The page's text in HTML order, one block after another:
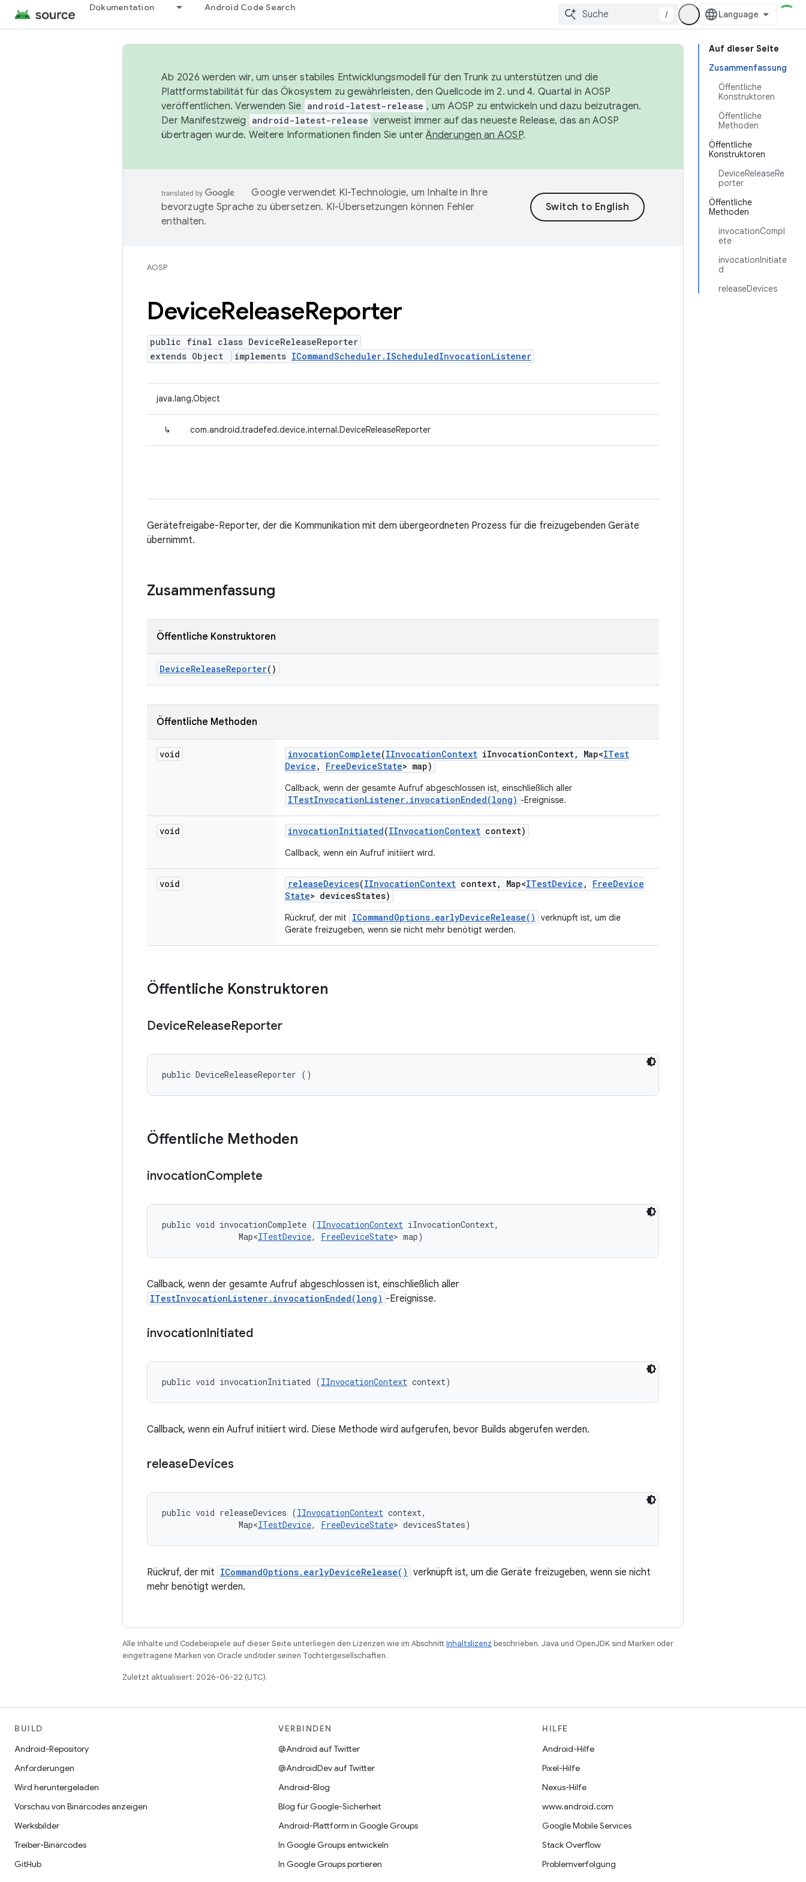
Dokumentation Android Code Search
/
Auf dieser Seite
Zusammenfassung
Öffentliche
Konstruktoren
Öffentliche
Methoden
Öffentliche
Konstruktoren
DeviceReleaseRe
porter
Öffentliche
Methoden
invocationCompl
ete
invocationInitiate
d
releaseDevices
Ab 2026 werden wir, um unser stabiles Entwicklungsmodell für den Trunk zu unterstützen und die
Plattformstabilität für das Ökosystem zu gewährleisten, den Quellcode im 2. und 4. Quartal in AOSP
veröffentlichen. Verwenden Sie android-latest-release , um AOSP zu entwickeln und dazu beizutragen.
Der Manifestzweig
android-latest-release verweist immer auf das neueste Release, das an AOSP
übertragen wurde. Weitere Informationen finden Sie unterÄnderungen an AOSP.
Google verwendet KI-Technologie, um Inhalte in Ihre
bevorzugte Sprache zu übersetzen. KI-Übersetzungen können Fehler
enthalten.
AOSP
DeviceReleaseReporter
public final class DeviceReleaseReporter
extends Object
implements ICommandScheduler.IScheduledInvocationListener
java.lang.Object
↳ com.android.tradefed.device.internal.DeviceReleaseReporter
Gerätefreigabe-Reporter, der die Kommunikation mit dem übergeordneten Prozess für die freizugebenden Geräte
übernimmt.
Zusammenfassung
Öffentliche Konstruktoren
DeviceReleaseReporter()
Öffentliche Methoden
void invocationComplete(IInvocationContext iInvocationContext, Map<ITest
Device , FreeDeviceState> map)
Callback, wenn der gesamte Aufruf abgeschlossen ist, einschließlich aller
ITestInvocationListener.invocationEnded(long) -Ereignisse.
void invocationInitiated(IInvocationContext context)
Callback, wenn ein Aufruf initiiert wird.
void releaseDevices(IInvocationContext context, Map<ITestDevice , FreeDevice
State> devicesStates)
Rückruf, der mit ICommandOptions.earlyDeviceRelease()
verknüpft ist, um die
Geräte freizugeben, wenn sie nicht mehr benötigt werden.
Öffentliche Konstruktoren
DeviceReleaseReporter
public DeviceReleaseReporter ()
Öffentliche Methoden
invocationComplete
public void invocationComplete (IInvocationContext iInvocationContext,
                Map<
ITestDevice, FreeDeviceState> map)
Callback, wenn der gesamte Aufruf abgeschlossen ist, einschließlich aller
ITestInvocationListener.invocationEnded(long) -Ereignisse.
invocationInitiated
public void invocationInitiated (IInvocationContext context)
Callback, wenn ein Aufruf initiiert wird. Diese Methode wird aufgerufen, bevor Builds abgerufen werden.
releaseDevices
public void releaseDevices (IInvocationContext context,
                Map<
ITestDevice, FreeDeviceState> devicesStates)
Rückruf, der mit ICommandOptions.earlyDeviceRelease() verknüpft ist, um die Geräte freizugeben, wenn sie nicht
mehr benötigt werden.
Alle Inhalte und Codebeispiele auf dieser Seite unterliegen den Lizenzen wie im AbschnittInhaltslizenz beschrieben. Java und OpenJDK sind Marken oder
eingetragene Marken von Oracle und/oder seinen Tochtergesellschaften.
Zuletzt aktualisiert: 2026-06-22 (UTC).
BUILD
Android-Repository
Anforderungen
Wird heruntergeladen
Vorschau von Binärcodes anzeigen
Werksbilder
Treiber-Binärcodes
GitHub
VERBINDEN
@Android auf Twitter
@AndroidDev auf Twitter
Android-Blog
Blog für Google-Sicherheit
Android-Plattform in Google Groups
In Google Groups entwickeln
In Google Groups portieren
HILFE
Android-Hilfe
Pixel-Hilfe
Nexus-Hilfe
www.android.com
Google Mobile Services
Stack Overflow
Problemverfolgung